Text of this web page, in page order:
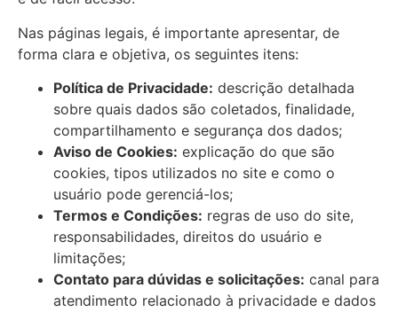
Nas páginas legais, é importante apresentar, de
forma clara e objetiva, os seguintes itens:
Política de Privacidade: descrição detalhada
sobre quais dados são coletados, finalidade,
compartilhamento e segurança dos dados;
Aviso de Cookies: explicação do que são
cookies, tipos utilizados no site e como o
usuário pode gerenciá-los;
Termos e Condições: regras de uso do site,
responsabilidades, direitos do usuário e
limitações;
Contato para dúvidas e solicitações: canal para
atendimento relacionado à privacidade e dados